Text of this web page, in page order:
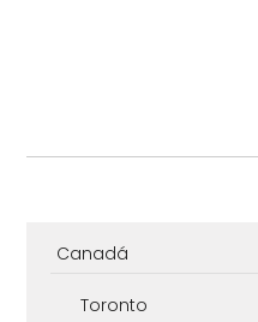
Canadá
Toronto